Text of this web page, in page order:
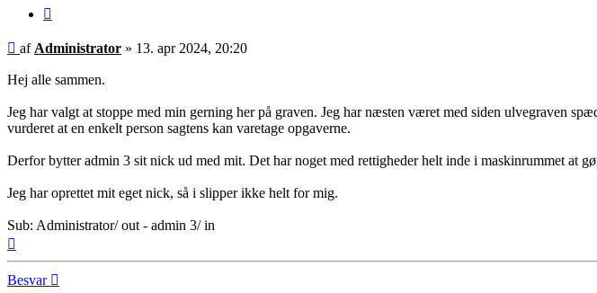
Indlæg
af Administrator » 13. apr 2024, 20:20
Hej alle sammen.
Jeg har valgt at stoppe med min gerning her på graven. Jeg har næsten været med siden ulvegraven
vurderet at en enkelt person sagtens kan varetage opgaverne.
Derfor bytter admin 3 sit nick ud med mit. Det har noget med rettigheder helt inde i maskinrummet at
Jeg har oprettet mit eget nick, så i slipper ikke helt for mig.
Sub: Administrator/ out - admin 3/ in
Besvar